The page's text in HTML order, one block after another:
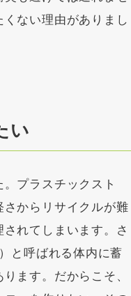
ない理由がありまし
い
プラスチックスト
さからリサイクルが難
れてしまいます。さ
と呼ばれる体内に蓄
ます。だからこそ、